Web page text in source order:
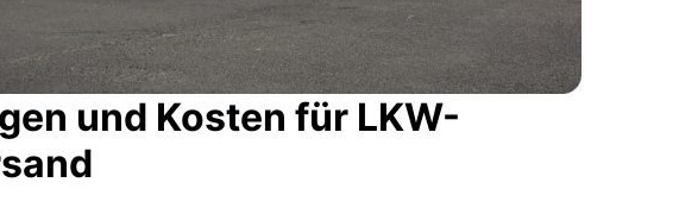
und Kosten für LKW-